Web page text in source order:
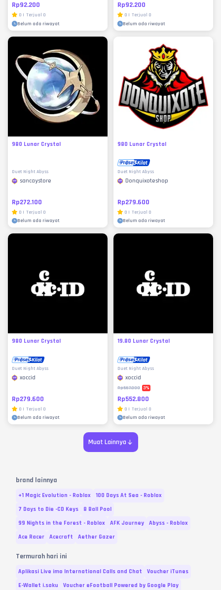
Rp92.200
0 | Terjual 0
Belum ada riwayat
Rp92.200
0 | Terjual 0
Belum ada riwayat
980 Lunar Crystal
Duet Night Abyss
sancaystore
Rp272.100
0 | Terjual 0
Belum ada riwayat
980 Lunar Crystal
Duet Night Abyss
Donquixoteshop
Rp279.600
0 | Terjual 0
Belum ada riwayat
980 Lunar Crystal
Duet Night Abyss
xoccid
Rp279.600
0 | Terjual 0
Belum ada riwayat
19.80 Lunar Crystal
Duet Night Abyss
xoccid
Rp567.000 3%
Rp552.800
0 | Terjual 0
Belum ada riwayat
Muat Lainnya
brand lainnya
+1 Magic Evolution - Roblox
100 Days At Sea - Roblox
7 Days to Die -CD Keys
8 Ball Pool
99 Nights in the Forest - Roblox
AFK Journey
Abyss - Roblox
Ace Racer
Acecraft Aether Gazer
Termurah hari ini
Aplikasi Live imo International Calls and Chat
Voucher iTunes
E-Wallet i.saku
Voucher eFootball Powered by Google Play